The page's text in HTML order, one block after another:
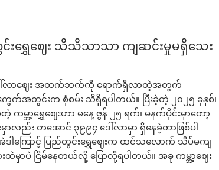
င်းရွှေဈေး သိသိသာသာ ကျဆင်းမှုမရှိသေး
ကန်ဒေါ်လာဈေး အတက်ဘက်ကို ရောက်ရှိလာတဲ့အတွက်
က်အတွင်းက စုံစမ်း သိရှိရပါတယ်။ ပြီးခဲ့တဲ့ ၂၀၂၅ ခုနှစ်၊
ဘာ့ရွှေဈေးဟာ မနေ့ ဇွန် ၂၅ ရက်၊ မနက်ပိုင်းမှာတော့
လည်း တအောင် ၃၉၉၄ ဒေါ်လာမှာ ရှိနေခဲ့တာဖြစ်ပါ
ါကြောင့် ပြည်တွင်းရွှေဈေးက ထင်သလောက် သိပ်မကျ
ထဲမှာပဲ ငြိမ်နေတယ်လို့ ပြောလို့ရပါတယ်။ အခု ကမ္ဘာ့ဈေး